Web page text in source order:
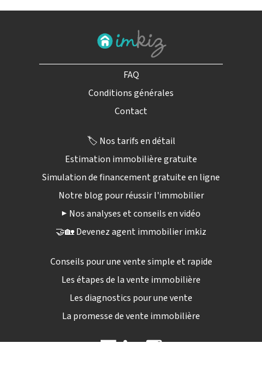
FAQ
Conditions générales
Contact
🏷️ Nos tarifs en détail
Estimation immobilière gratuite
Simulation de financement gratuite en ligne
Notre blog pour réussir l'immobilier
▶️ Nos analyses et conseils en vidéo
🤝🏡 Devenez agent immobilier imkiz
Conseils pour une vente simple et rapide
Les étapes de la vente immobilière
Les diagnostics pour une vente
La promesse de vente immobilière